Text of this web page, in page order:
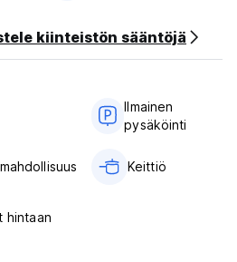
kiinteistön sääntöjä
Ilmainen
pysäköinti
Keittiö
hintaan